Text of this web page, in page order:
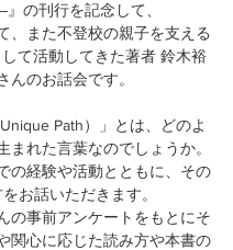
』の刊行を記念して、
、また不登校の親子を支える
て活動してきた著者 鈴木裕
んのお話会です。
Unique Path）」とは、どのよ
まれた言葉なのでしょうか。
の経験や活動とともに、その
お話いただきます。
の事前アンケートをもとにそ
関心に応じた読み方や本書の